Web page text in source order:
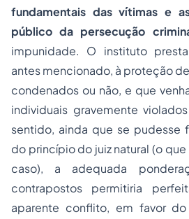
fundamentais das vítimas e
público da persecução
impunidade. O instituto
antes mencionado, à proteção
condenados ou não, e que
individuais gravemente
sentido, ainda que se pudesse
do princípio do juiz natural (o
caso), a adequada
contrapostos permitiria
aparente conflito, em favor